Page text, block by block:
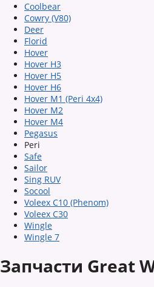
Coolbear
Cowry (V80)
Deer
Florid
Hover
Hover H3
Hover H5
Hover H6
Hover M1 (Peri 4x4)
Hover M2
Hover M4
Pegasus
Peri
Safe
Sailor
Sing RUV
Socool
Voleex C10 (Phenom)
Voleex C30
Wingle
Wingle 7
Запчасти Great